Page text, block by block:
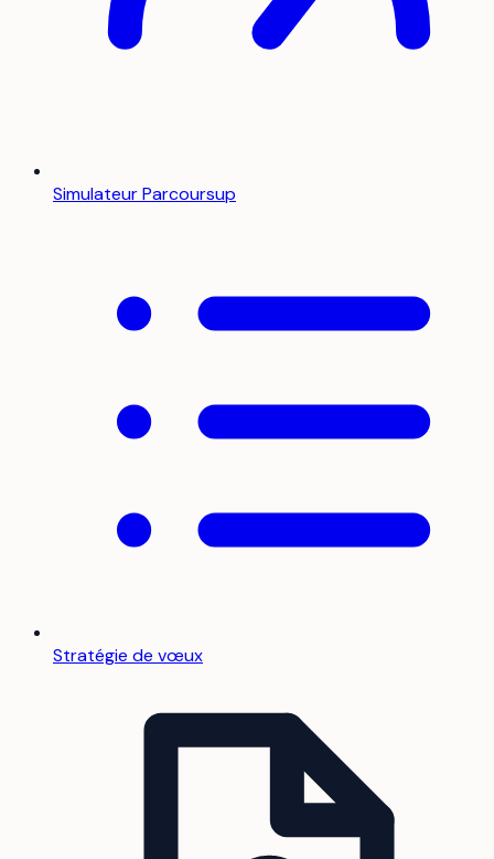
Simulateur Parcoursup
Stratégie de vœux